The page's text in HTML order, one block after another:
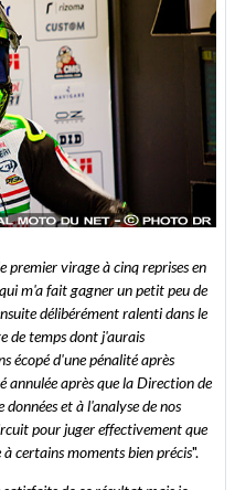
premier virage à cinq reprises en
m'a fait gagner un petit peu de
délibérément ralenti dans le
de temps dont j'aurais
écopé d'une pénalité après
annulée après que la Direction de
et à l'analyse de nos
pour juger effectivement que
certains moments bien précis".